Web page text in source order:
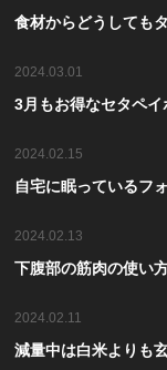
食材からどうしても
2024.03.01
3月もお得なセタペイ
2024.02.15
自宅に眠っているフ
2024.02.13
下腹部の筋肉の使い
2024.02.11
減量中は白米よりも